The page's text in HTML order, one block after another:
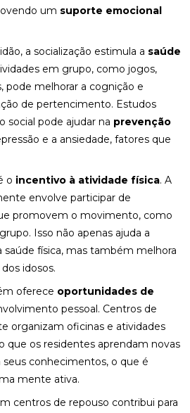
um suporte emocional
a socialização estimula a saúde
em grupo, como jogos,
pode melhorar a cognição e
de pertencimento. Estudos
social pode ajudar na prevenção
e a ansiedade, fatores que
o incentivo à atividade física. A
envolve participar de
promovem o movimento, como
Isso não apenas ajuda a
física, mas também melhora
idosos.
oferece oportunidades de
pessoal. Centros de
organizam oficinas e atividades
que os residentes aprendam novas
conhecimentos, o que é
mente ativa.
centros de repouso contribui para